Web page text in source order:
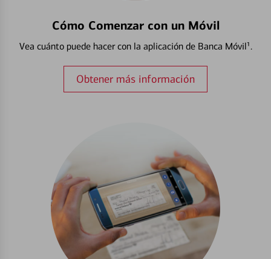
Cómo Comenzar con un Móvil
Vea cuánto puede hacer con la aplicación de Banca Móvil¹.
Obtener más información